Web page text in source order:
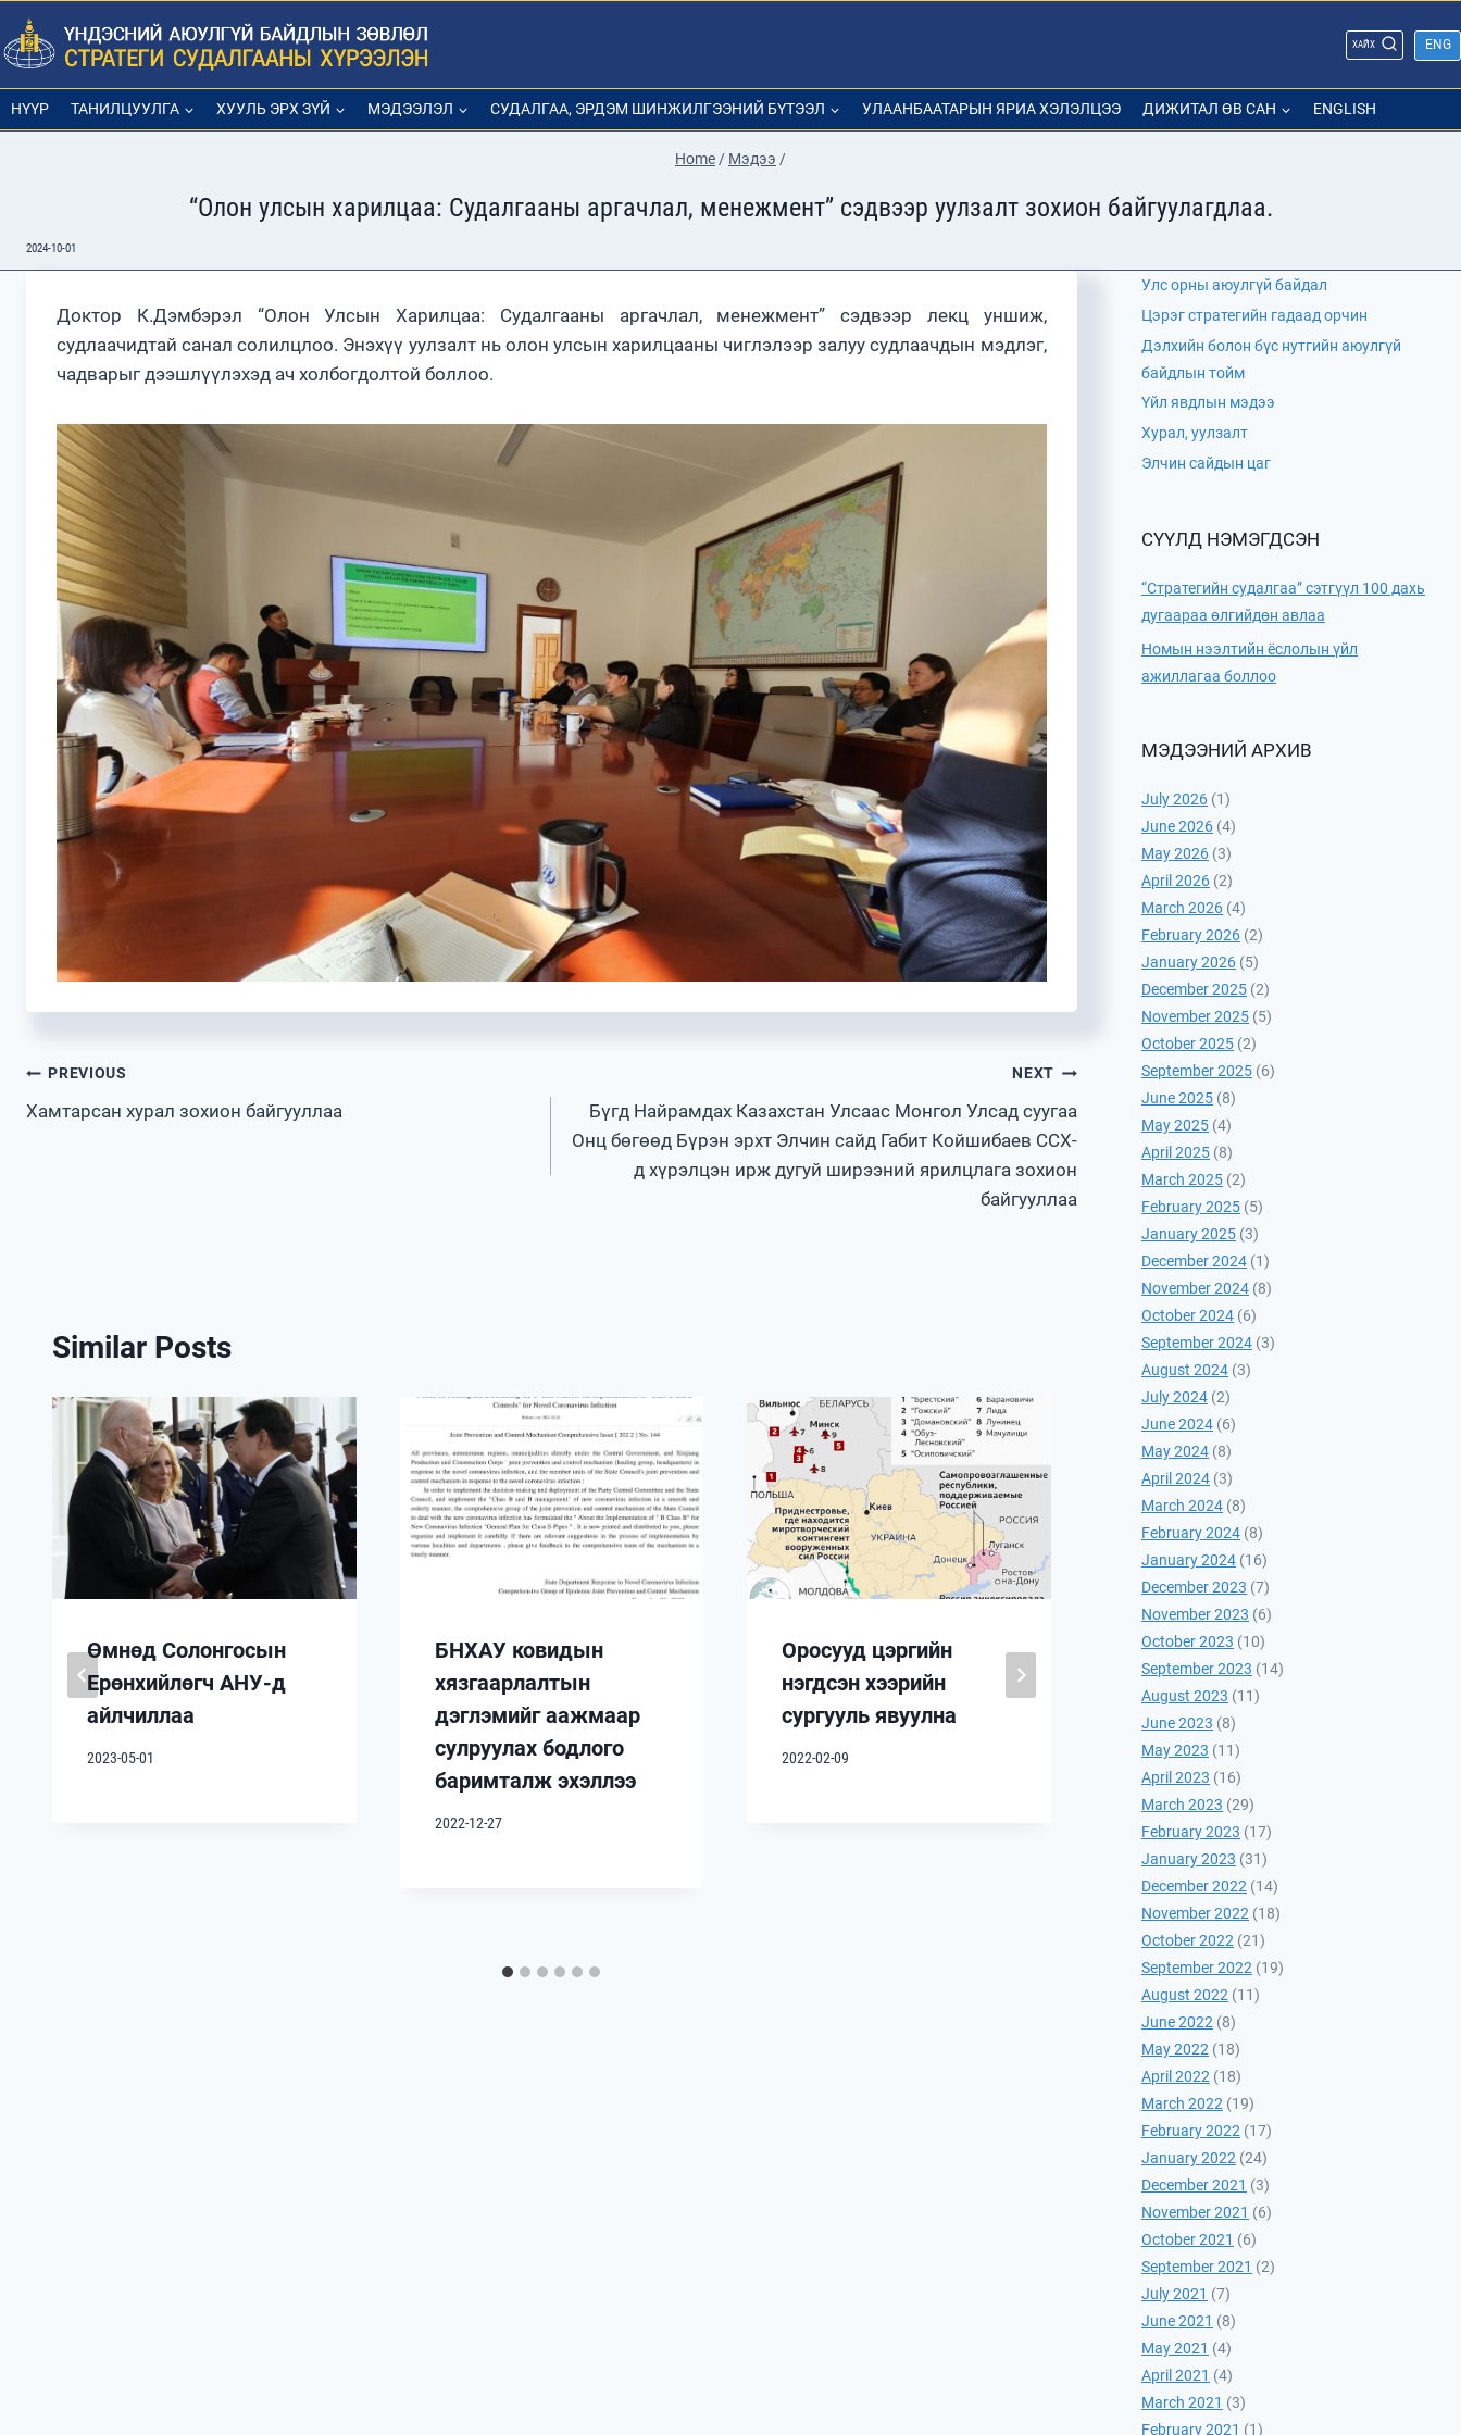
Skip
to
content
ХАЙХ ENG
НҮҮР ТАНИЛЦУУЛГА ХУУЛЬ ЭРХ ЗҮЙ МЭДЭЭЛЭЛ СУДАЛГАА, ЭРДЭМ ШИНЖИЛГЭЭНИЙ БҮТЭЭЛ УЛААНБААТАРЫН ЯРИА ХЭЛЭЛЦЭЭ ДИЖИТАЛ ӨВ САН ENGLISH
Home/ Мэдээ /
“Олон улсын харилцаа: Судалгааны аргачлал, менежмент” сэдвээр уулзалт зохион байгуулагдлаа.
2024-10-01
Доктор К.Дэмбэрэл “Олон Улсын Харилцаа: Судалгааны аргачлал, менежмент” сэдвээр лекц уншиж,
судлаачидтай санал солилцлоо. Энэхүү уулзалт нь олон улсын харилцааны чиглэлээр залуу судлаачдын мэдлэг,
чадварыг дээшлүүлэхэд ач холбогдолтой боллоо.
Post
navigation
PREVIOUS
Хамтарсан хурал зохион байгууллаа
NEXT
Бүгд Найрамдах Казахстан Улсаас Монгол Улсад суугаа
Онц бөгөөд Бүрэн эрхт Элчин сайд Габит Койшибаев ССХ-
д хүрэлцэн ирж дугуй ширээний ярилцлага зохион
байгууллаа
Similar Posts
Өмнөд Солонгосын
Ерөнхийлөгч АНУ-д
айлчиллаа
2023-05-01
БНХАУ ковидын
хязгаарлалтын
дэглэмийг аажмаар
сулруулах бодлого
баримталж эхэллээ
2022-12-27
Оросууд цэргийн
нэгдсэн хээрийн
сургууль явуулна
2022-02-09
Энэтхэг алсын
тусгалтай баллистик
пуужингийн туршилт
хийхээ мэдэгдэв
2022-12-08
Улс орны аюулгүй байдал
Цэрэг стратегийн гадаад орчин
Дэлхийн болон бүс нутгийн аюулгүй
байдлын тойм
Үйл явдлын мэдээ
Хурал, уулзалт
Элчин сайдын цаг
СҮҮЛД НЭМЭГДСЭН
“Стратегийн судалгаа” сэтгүүл 100 дахь
дугаараа өлгийдөн авлаа
Номын нээлтийн ёслолын үйл
ажиллагаа боллоо
МЭДЭЭНИЙ АРХИВ
July 2026 (1)
June 2026 (4)
May 2026 (3)
April 2026 (2)
March 2026 (4)
February 2026 (2)
January 2026 (5)
December 2025 (2)
November 2025 (5)
October 2025 (2)
September 2025 (6)
June 2025 (8)
May 2025 (4)
April 2025 (8)
March 2025 (2)
February 2025 (5)
January 2025 (3)
December 2024 (1)
November 2024 (8)
October 2024 (6)
September 2024 (3)
August 2024 (3)
July 2024 (2)
June 2024 (6)
May 2024 (8)
April 2024 (3)
March 2024 (8)
February 2024 (8)
January 2024 (16)
December 2023 (7)
November 2023 (6)
October 2023 (10)
September 2023 (14)
August 2023 (11)
June 2023 (8)
May 2023 (11)
April 2023 (16)
March 2023 (29)
February 2023 (17)
January 2023 (31)
December 2022 (14)
November 2022 (18)
October 2022 (21)
September 2022 (19)
August 2022 (11)
June 2022 (8)
May 2022 (18)
April 2022 (18)
March 2022 (19)
February 2022 (17)
January 2022 (24)
December 2021 (3)
November 2021 (6)
October 2021 (6)
September 2021 (2)
July 2021 (7)
June 2021 (8)
May 2021 (4)
April 2021 (4)
March 2021 (3)
February 2021 (1)